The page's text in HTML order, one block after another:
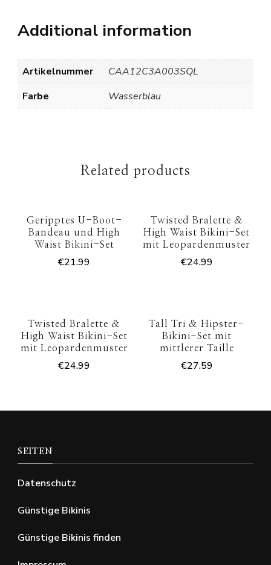
Additional information
Artikelnummer
CAA12C3A003SQL
Farbe
Wasserblau
Related products
Geripptes U-Boot-
Bandeau und High
Waist Bikini-Set
€21.99
Twisted Bralette &
High Waist Bikini-Set
mit Leopardenmuster
€24.99
Twisted Bralette &
High Waist Bikini-Set
mit Leopardenmuster
€24.99
Tall Tri & Hipster-
Bikini-Set mit
mittlerer Taille
€27.59
SEITEN
Datenschutz
Günstige Bikinis
Günstige Bikinis finden